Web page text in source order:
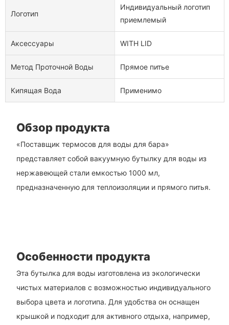
Логотип
Индивидуальный логотип
приемлемый
Аксессуары WITH LID
Метод Проточной Воды Прямое питье
Кипящая Вода Применимо
Обзор продукта
«Поставщик термосов для воды для бара»
представляет собой вакуумную бутылку для воды из
нержавеющей стали емкостью 1000 мл,
предназначенную для теплоизоляции и прямого питья.
Особенности продукта
Эта бутылка для воды изготовлена ​​из экологически
чистых материалов с возможностью индивидуального
выбора цвета и логотипа. Для удобства он оснащен
крышкой и подходит для активного отдыха, например,